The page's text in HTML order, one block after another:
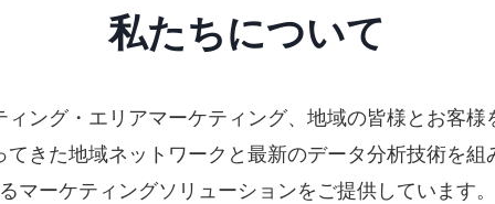
私たちについて
ング・エリアマーケティング、地域の皆様とお客
きた地域ネットワークと最新のデータ分析技術を
マーケティングソリューションをご提供しています。